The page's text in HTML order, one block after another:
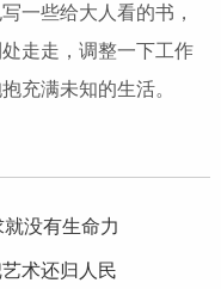
些给大人看的书，
走走，调整一下工作
充满未知的生活。
没有生命力
术还归人民